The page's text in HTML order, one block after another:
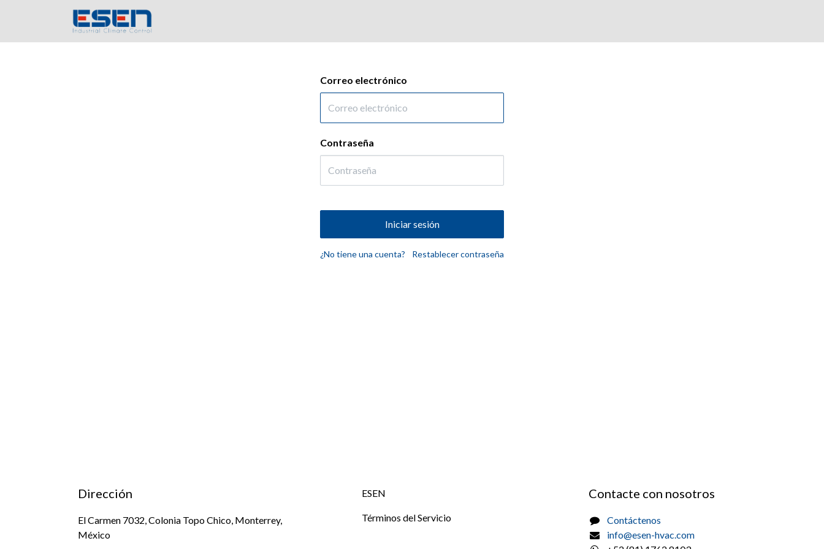
Correo electrónico
Contraseña
Iniciar sesión
¿No tiene una cuenta? Restablecer contraseña
Dirección
El Carmen 7032, Colonia Topo Chico, Monterrey,
México
Contacte con nosotros
Contáctenos
info@esen-hvac.com
ESEN
Términos del Servicio